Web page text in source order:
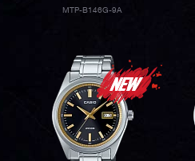
MTP-B146G-9A